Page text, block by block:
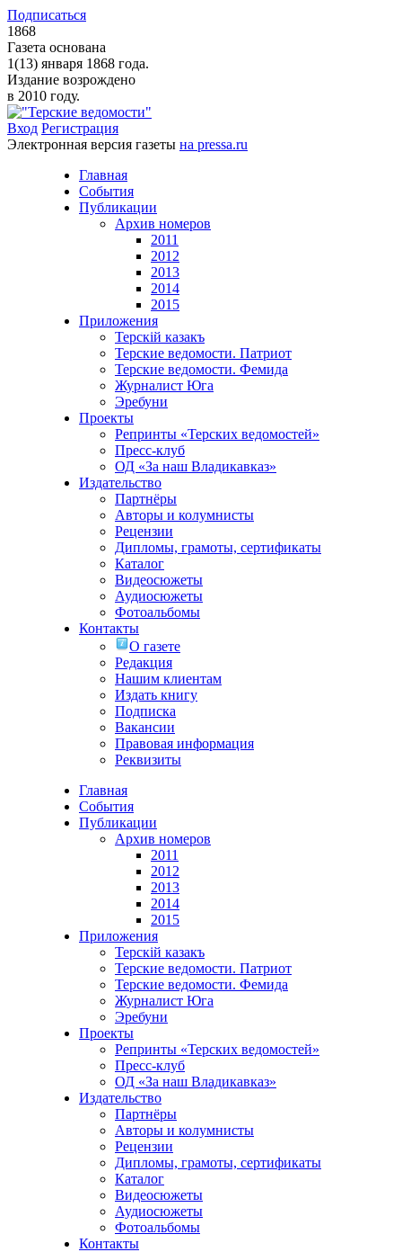
Подписаться
1868
Газета основана
1(13) января 1868 года.
Издание возрождено
в 2010 году.
Вход Регистрация
Электронная версия газеты на pressa.ru
Главная
События
Публикации
Архив номеров
2011
2012
2013
2014
2015
Приложения
Терскiй казакъ
Терские ведомости. Патриот
Терские ведомости. Фемида
Журналист Юга
Эребуни
Проекты
Репринты «Терских ведомостей»
Пресс-клуб
ОД «За наш Владикавказ»
Издательство
Партнёры
Авторы и колумнисты
Рецензии
Дипломы, грамоты, сертификаты
Каталог
Видеосюжеты
Аудиосюжеты
Фотоальбомы
Контакты
О газете
Редакция
Нашим клиентам
Издать книгу
Подписка
Вакансии
Правовая информация
Реквизиты
Главная
События
Публикации
Архив номеров
2011
2012
2013
2014
2015
Приложения
Терскiй казакъ
Терские ведомости. Патриот
Терские ведомости. Фемида
Журналист Юга
Эребуни
Проекты
Репринты «Терских ведомостей»
Пресс-клуб
ОД «За наш Владикавказ»
Издательство
Партнёры
Авторы и колумнисты
Рецензии
Дипломы, грамоты, сертификаты
Каталог
Видеосюжеты
Аудиосюжеты
Фотоальбомы
Контакты